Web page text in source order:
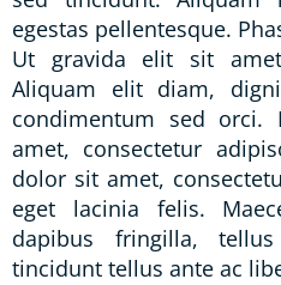
egestas pellentesque.
Ut gravida elit sit
Aliquam elit diam,
condimentum sed
amet, consectetur
dolor sit amet,
eget lacinia felis.
dapibus fringilla,
tincidunt tellus ante ac